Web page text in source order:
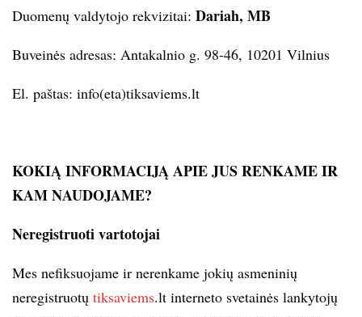
Duomenų valdytojo rekvizitai: Dariah, MB
Buveinės adresas: Antakalnio g. 98-46, 10201 Vilnius
El. paštas: info(eta)tiksaviems.lt
KOKIĄ INFORMACIJĄ APIE JUS RENKAME IR
KAM NAUDOJAME?
Neregistruoti vartotojai
Mes nefiksuojame ir nerenkame jokių asmeninių
neregistruotų tiksaviems.lt interneto svetainės lankytojų